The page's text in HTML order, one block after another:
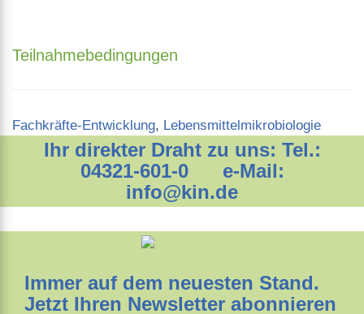
Teilnahmebedingungen
Categories
Fachkräfte-Entwicklung, Lebensmittelmikrobiologie
Ihr direkter Draht zu uns: Tel.:
04321-601-0 e-Mail:
info@kin.de
Immer auf dem neuesten Stand.
Jetzt Ihren Newsletter abonnieren